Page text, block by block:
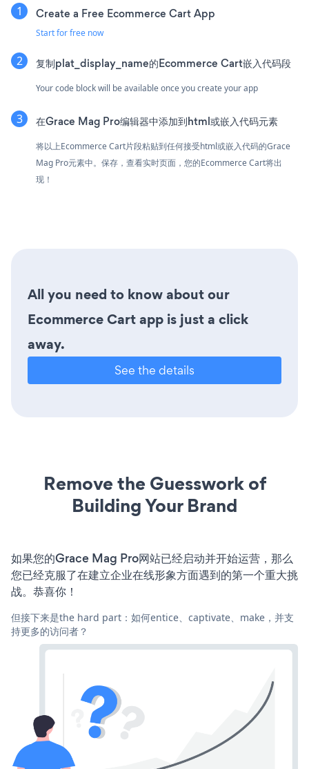
Create a Free Ecommerce Cart App
Start for free now
复制plat_display_name的Ecommerce Cart嵌入代码段
Your code block will be available once you create your app
在Grace Mag Pro编辑器中添加到html或嵌入代码元素
将以上Ecommerce Cart片段粘贴到任何接受html或嵌入代码的Grace
Mag Pro元素中。保存，查看实时页面，您的Ecommerce Cart将出
现！
All you need to know about our
Ecommerce Cart app is just a click
away.
See the details
Remove the Guesswork of
Building Your Brand
如果您的Grace Mag Pro网站已经启动并开始运营，那么
您已经克服了在建立企业在线形象方面遇到的第一个重大挑
战。恭喜你！
但接下来是the hard part：如何entice、captivate、make，并支
持更多的访问者？